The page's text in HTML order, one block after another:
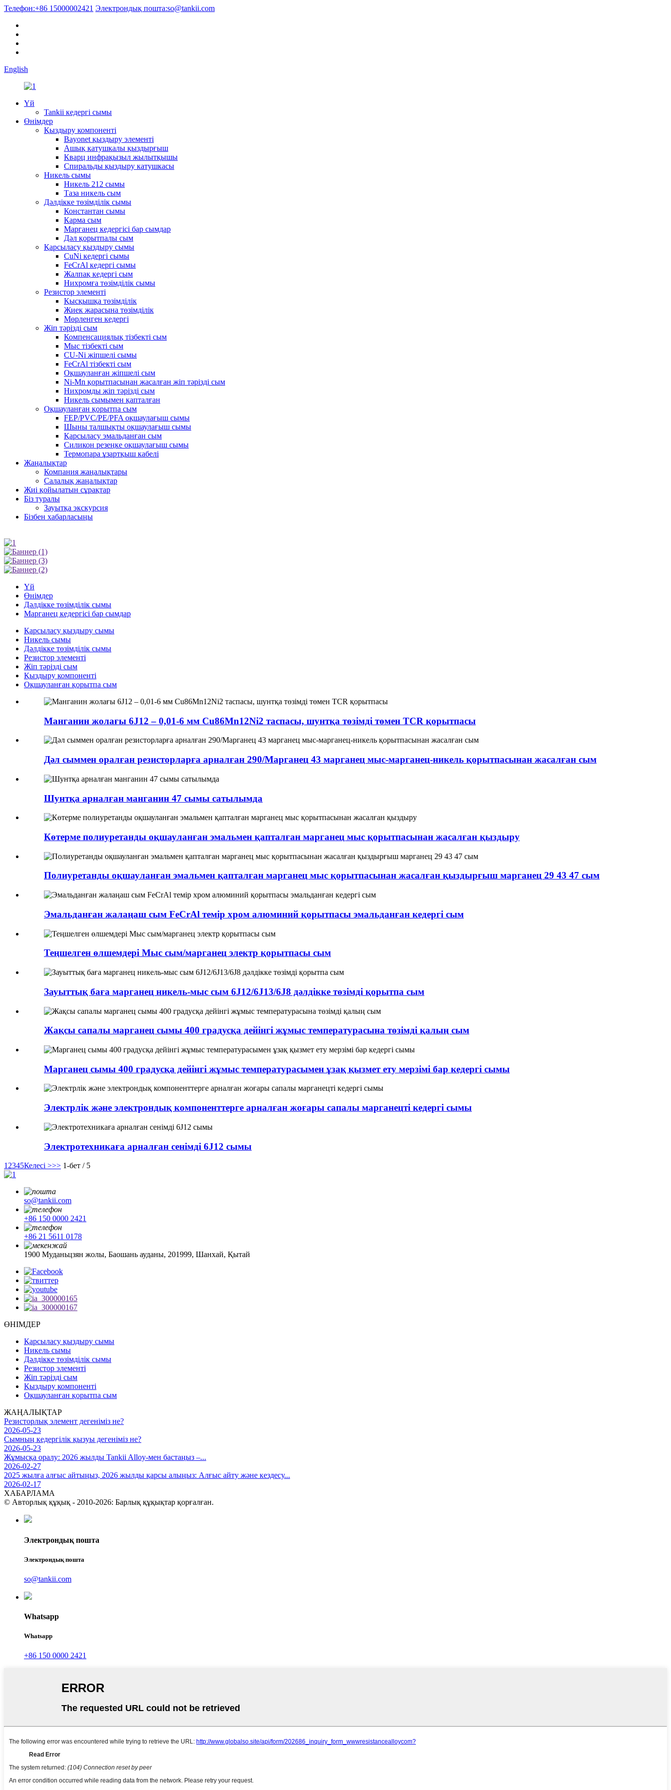
Телефон:+86 15000002421 Электрондық пошта:so@tankii.com
English
Үй
Tankii кедергі сымы
Өнімдер
Қыздыру компоненті
Bayonet қыздыру элементі
Ашық катушкалы қыздырғыш
Кварц инфрақызыл жылытқышы
Спиральды қыздыру катушкасы
Никель сымы
Никель 212 сымы
Таза никель сым
Дәлдікке төзімділік сымы
Константан сымы
Карма сым
Марганец кедергісі бар сымдар
Дәл қорытпалы сым
Қарсыласу қыздыру сымы
CuNi кедергі сымы
FeCrAl кедергі сымы
Жалпақ кедергі сым
Нихромға төзімділік сымы
Резистор элементі
Қысқышқа төзімділік
Жиек жарасына төзімділік
Мөрленген кедергі
Жіп тәрізді сым
Компенсациялық тізбекті сым
Мыс тізбекті сым
CU-Ni жіпшелі сымы
FeCrAl тізбекті сым
Оқшауланған жіпшелі сым
Ni-Mn қорытпасынан жасалған жіп тәрізді сым
Нихромды жіп тәрізді сым
Никель сымымен қапталған
Оқшауланған қорытпа сым
FEP/PVC/PE/PFA оқшаулағыш сымы
Шыны талшықты оқшаулағыш сымы
Қарсыласу эмальданған сым
Силикон резеңке оқшаулағыш сымы
Термопара ұзартқыш кабелі
Жаңалықтар
Компания жаңалықтары
Салалық жаңалықтар
Жиі қойылатын сұрақтар
Біз туралы
Зауытқа экскурсия
Бізбен хабарласыңы
Үй
Өнімдер
Дәлдікке төзімділік сымы
Марганец кедергісі бар сымдар
Қарсыласу қыздыру сымы
Никель сымы
Дәлдікке төзімділік сымы
Резистор элементі
Жіп тәрізді сым
Қыздыру компоненті
Оқшауланған қорытпа сым
Манганин жолағы 6J12 – 0,01-6 мм Cu86Mn12Ni2 таспасы, шунтқа төзімді төмен TCR қорытпасы
Дәл сыммен оралған резисторларға арналған 290/Марганец 43 марганец мыс-марганец-никель қорытпасынан жасалған сым
Шунтқа арналған манганин 47 сымы сатылымда
Көтерме полиуретанды оқшауланған эмальмен қапталған марганец мыс қорытпасынан жасалған қыздыру
Полиуретанды оқшауланған эмальмен қапталған марганец мыс қорытпасынан жасалған қыздырғыш марганец 29 43 47 сым
Эмальданған жалаңаш сым FeCrAl темір хром алюминий қорытпасы эмальданған кедергі сым
Теңшелген өлшемдері Мыс сым/марганец электр қорытпасы сым
Зауыттық баға марганец никель-мыс сым 6J12/6J13/6J8 дәлдікке төзімді қорытпа сым
Жақсы сапалы марганец сымы 400 градусқа дейінгі жұмыс температурасына төзімді қалың сым
Марганец сымы 400 градусқа дейінгі жұмыс температурасымен ұзақ қызмет ету мерзімі бар кедергі сымы
Электрлік және электрондық компоненттерге арналған жоғары сапалы марганецті кедергі сымы
Электротехникаға арналған сенімді 6J12 сымы
1 2345Келесі >>> 1-бет / 5
so@tankii.com
+86 150 0000 2421
+86 21 5611 0178
1900 Муданьцзян жолы, Баошань ауданы, 201999, Шанхай, Қытай
ӨНІМДЕР
Қарсыласу қыздыру сымы
Никель сымы
Дәлдікке төзімділік сымы
Резистор элементі
Жіп тәрізді сым
Қыздыру компоненті
Оқшауланған қорытпа сым
ЖАҢАЛЫҚТАР
Резисторлық элемент дегеніміз не?
2026-05-23
Сымның кедергілік қызуы дегеніміз не?
2026-05-23
Жұмысқа оралу: 2026 жылды Tankii Alloy-мен бастаңыз –...
2026-02-27
2025 жылға алғыс айтыңыз, 2026 жылды қарсы алыңыз: Алғыс айту және кездесу...
2026-02-17
ХАБАРЛАМА
© Авторлық құқық - 2010-2026: Барлық құқықтар қорғалған.
Электрондық пошта
Электрондық пошта
so@tankii.com
Whatsapp
Whatsapp
+86 150 0000 2421